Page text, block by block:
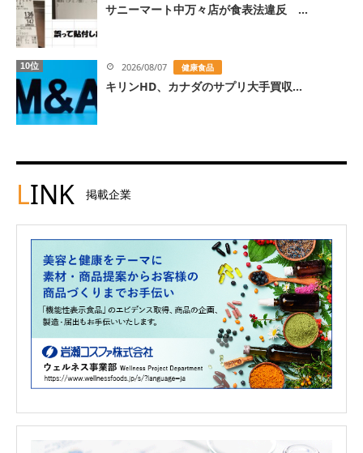
サニーマート中万々店が食表法違反 ...
10位 2026/08/07 健康食品
キリンHD、カナダのサプリ大手買収...
LINK 掲載企業